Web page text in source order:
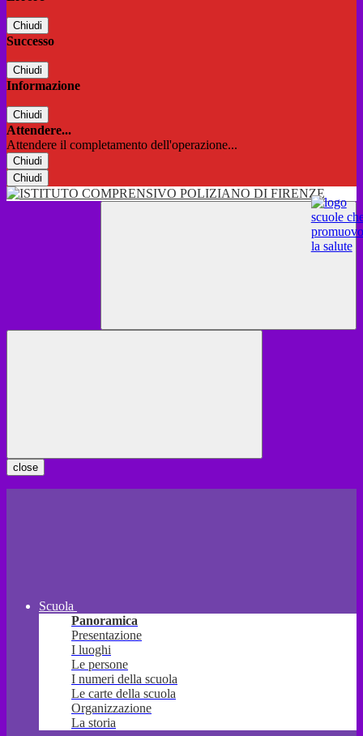
Chiudi
Successo
Chiudi
Informazione
Chiudi
Attendere...
Attendere il completamento dell'operazione...
Chiudi
Chiudi
close
Scuola
Panoramica
Presentazione
I luoghi
Le persone
I numeri della scuola
Le carte della scuola
Organizzazione
La storia